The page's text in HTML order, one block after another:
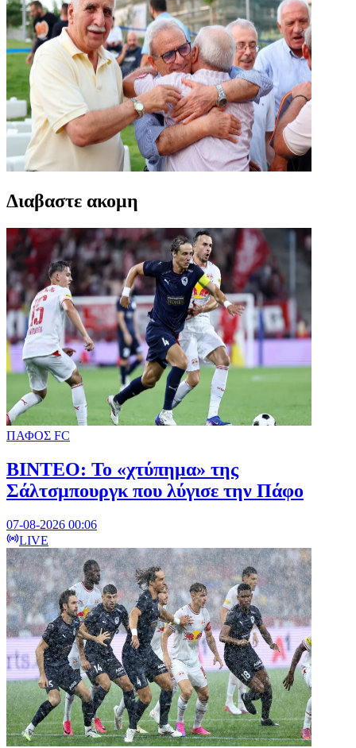
Διαβαστε ακομη
ΠΑΦΟΣ FC
ΒΙΝΤΕΟ: Το «χτύπημα» της
Σάλτσμπουργκ που λύγισε την Πάφο
07-08-2026 00:06
LIVE